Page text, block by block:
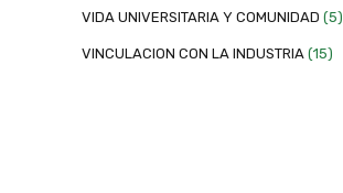
VIDA UNIVERSITARIA Y COMUNIDAD (5)
VINCULACION CON LA INDUSTRIA (15)